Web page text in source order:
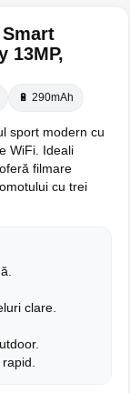
13MP,
🔋 290mAh
sport modern cu
WiFi. Ideali
filmare
cu trei
clare.